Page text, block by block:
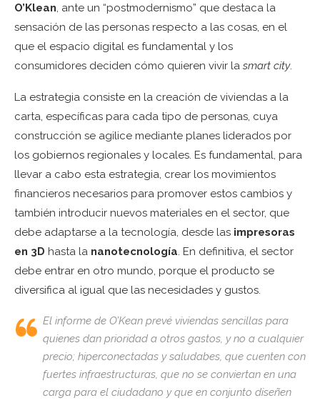
O’Klean, ante un “postmodernismo” que destaca la
sensación de las personas respecto a las cosas, en el
que el espacio digital es fundamental y los
consumidores deciden cómo quieren vivir la smart city.
La estrategia consiste en la creación de viviendas a la
carta, específicas para cada tipo de personas, cuya
construcción se agilice mediante planes liderados por
los gobiernos regionales y locales. Es fundamental, para
llevar a cabo esta estrategia, crear los movimientos
financieros necesarios para promover estos cambios y
también introducir nuevos materiales en el sector, que
debe adaptarse a la tecnología, desde las impresoras
en 3D hasta la nanotecnología. En definitiva, el sector
debe entrar en otro mundo, porque el producto se
diversifica al igual que las necesidades y gustos.
El informe de O’Kean prevé viviendas sencillas para
quienes dan prioridad a otros gastos, y no a cualquier
precio; hiperconectadas y saludabes, que cuenten con
fuertes infraestructuras, que no se conviertan en una
carga para el ciudadano y que en conjunto diseñen